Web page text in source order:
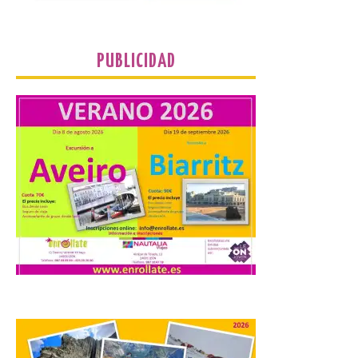
El Ayuntamiento de
Segovia presenta “Música
para un eclipse”, un
concierto único con
motivo del eclipse de sol
10 Ago 2026
La cita, que se celebrará el
12 de agosto en el
enlosado de la Catedral,
incluye el estreno absoluto
de una composición del
músico segoviano Geni Uñón. Turismo de
PUBLICIDAD